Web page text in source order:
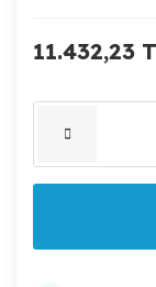
11.432,23